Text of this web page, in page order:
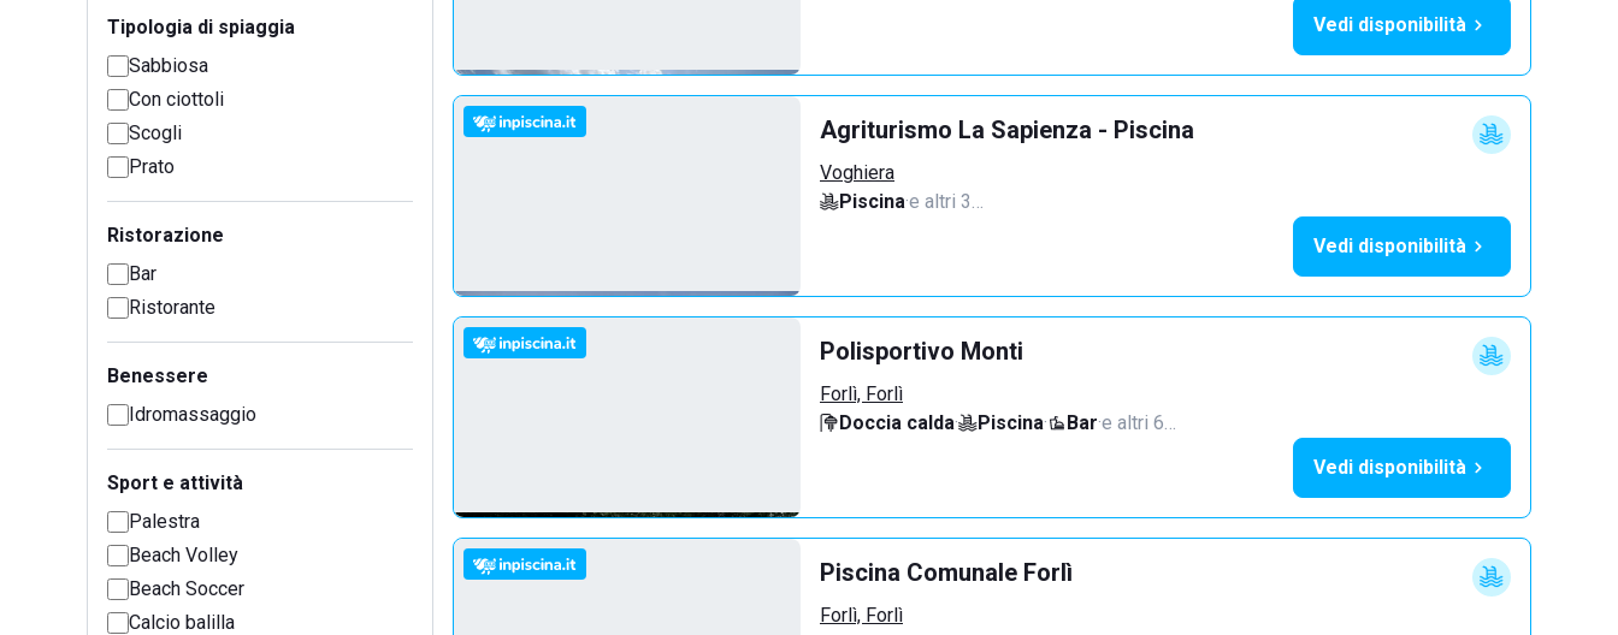
Tipologia di spiaggia
Sabbiosa
Con ciottoli
Scogli
Prato
Ristorazione
Bar
Ristorante
Benessere
Idromassaggio
Sport e attività
Palestra
Beach Volley
Beach Soccer
Calcio balilla
Vedi disponibilità
Agriturismo La Sapienza - Piscina
Voghiera
Piscina·e altri 3…
Vedi disponibilità
Polisportivo Monti
Forlì, Forlì
Doccia calda· Piscina· Bar·e altri 6…
Vedi disponibilità
Piscina Comunale Forlì
Forlì, Forlì